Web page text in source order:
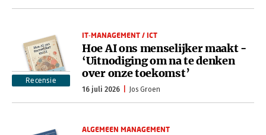
Recensie
IT-MANAGEMENT / ICT
Hoe AI ons menselijker maakt -
‘Uitnodiging om na te denken
over onze toekomst’
16 juli 2026 Jos Groen
ALGEMEEN MANAGEMENT